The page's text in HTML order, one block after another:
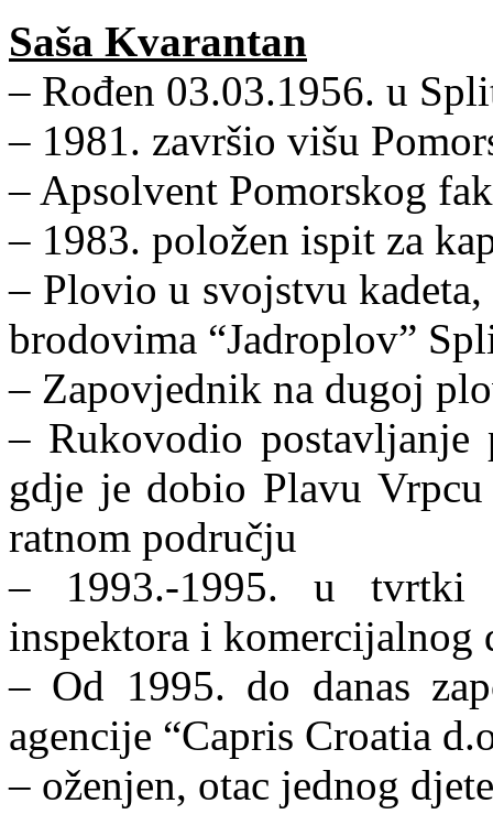
Saša Kvarantan
– Rođen 03.03.1956. u
– 1981. završio višu
– Apsolvent Pomorskog
– 1983. položen ispit za
– Plovio u svojstvu
brodovima “Jadroplov”
– Zapovjednik na dugoj
– Rukovodio postavljanje
gdje je dobio Plavu
ratnom području
– 1993.-1995. u tvrtki
inspektora i komercijalnog
– Od 1995. do danas
agencije “Capris Croatia
– oženjen, otac jednog